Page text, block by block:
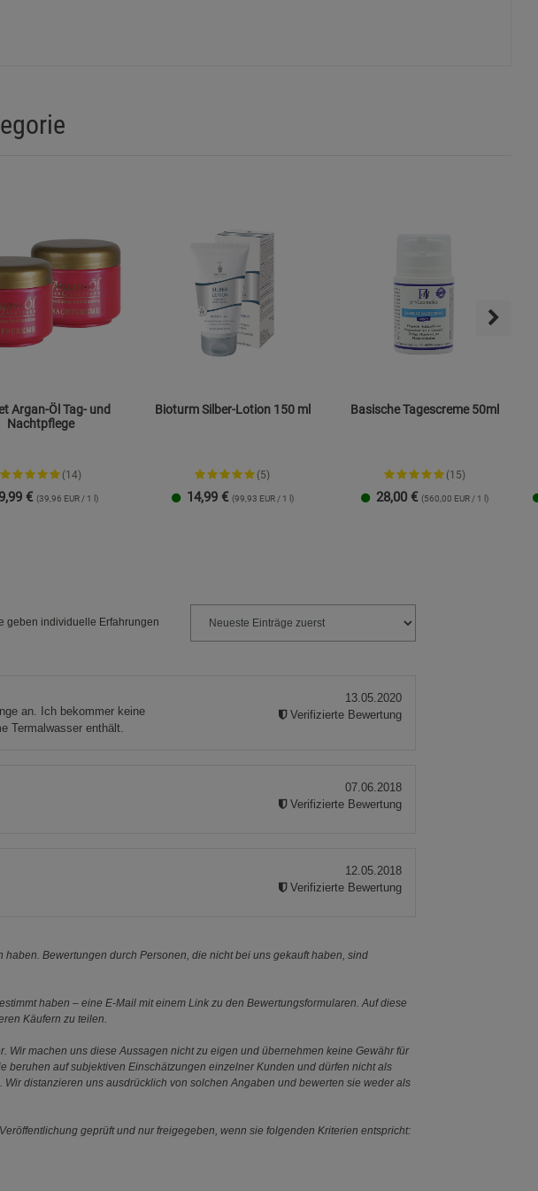
Argan-Öl Tag- und
Nachtpflege
(14)
9,99 € (39,96 EUR / 1 l)
Bioturm Silber-Lotion 150 ml
(5)
14,99 € (99,93 EUR / 1 l)
Basische Tagescreme 50ml
(15)
28,00 € (560,00 EUR / 1 l)
geben individuelle Erfahrungen
an. Ich bekommer keine
Termalwasser enthält.
13.05.2020
Verifizierte Bewertung
07.06.2018
Verifizierte Bewertung
12.05.2018
Verifizierte Bewertung
Bewertungen durch Personen, die nicht bei uns gekauft haben, sind
haben – eine E-Mail mit einem Link zu den Bewertungsformularen. Auf diese
Käufern zu teilen.
machen uns diese Aussagen nicht zu eigen und übernehmen keine Gewähr für
auf subjektiven Einschätzungen einzelner Kunden und dürfen nicht als
distanzieren uns ausdrücklich von solchen Angaben und bewerten sie weder als
geprüft und nur freigegeben, wenn sie folgenden Kriterien entspricht: